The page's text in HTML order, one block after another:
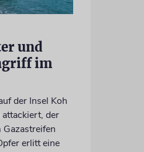
und
im
der Insel Koh
attackiert, der
erlitt eine